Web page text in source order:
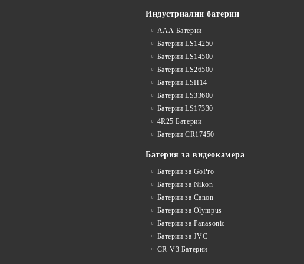
Индустриални батерии
ААА Батерии
Батерии LS14250
Батерии LS14500
Батерии LS26500
Батерии LSH14
Батерии LS33600
Батерии LS17330
4R25 Батерии
Батерии CR17450
Батерия за видеокамера
Батерии за GoPro
Батерии за Nikon
Батерии за Canon
Батерии за Olympus
Батерии за Panasonic
Батерии за JVC
CR-V3 Батерии